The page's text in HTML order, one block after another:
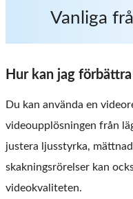
Vanliga
Hur kan jag
Du kan använda en
videoupplösningen från
justera ljusstyrka,
skakningsrörelser kan
videokvaliteten.